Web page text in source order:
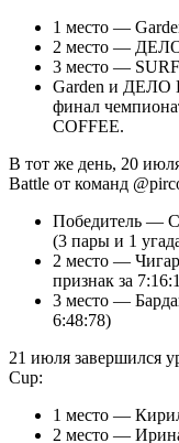
1 место —
2 место —
3 место —
Garden и ДЕЛО
финал
COFFEE.
В тот же день, 20
Battle от команд
Победитель —
(3 пары и 1
2 место —
признак за
3 место —
6:48:78)
21 июля завершился
Cup:
1 место —
2 место —